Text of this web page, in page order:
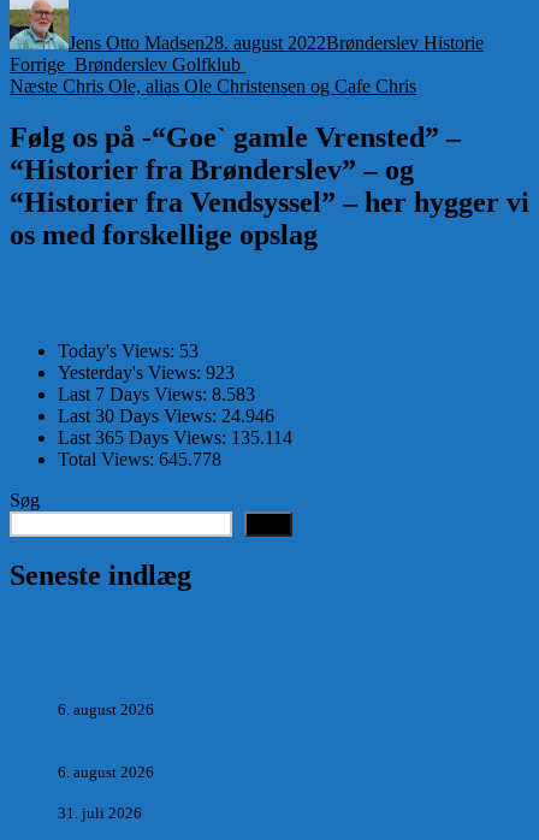
Jens Otto Madsen28. august 2022Brønderslev Historie
Indlægsnavigation
Forrige Forrige
indlæg:
Brønderslev Golfklub
Næste Næste
Chris Ole, alias Ole Christensen og Cafe Chris
Følg os på -“Goe` gamle Vrensted” –
“Historier fra Brønderslev” – og
“Historier fra Vendsyssel” – her hygger vi
os med forskellige opslag
Today's Views: 53
Yesterday's Views: 923
Last 7 Days Views: 8.583
Last 30 Days Views: 24.946
Last 365 Days Views: 135.114
Total Views: 645.778
Søg
Seneste indlæg
6. august 2026
6. august 2026
31. juli 2026